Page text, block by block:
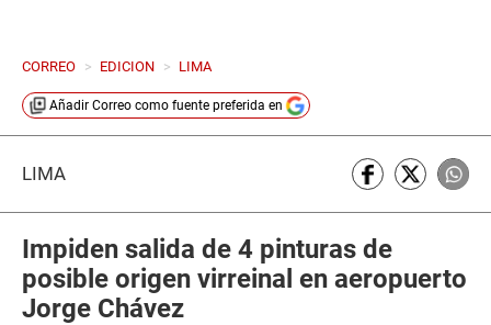
CORREO > EDICION > LIMA
Añadir Correo como fuente preferida en
LIMA
Impiden salida de 4 pinturas de
posible origen virreinal en aeropuerto
Jorge Chávez